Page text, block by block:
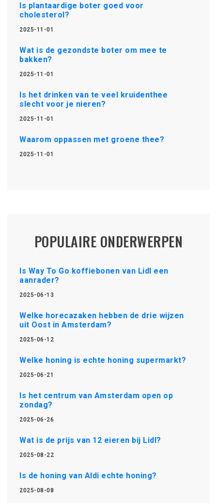
Is plantaardige boter goed voor
cholesterol?
2025-11-01
Wat is de gezondste boter om mee te
bakken?
2025-11-01
Is het drinken van te veel kruidenthee
slecht voor je nieren?
2025-11-01
Waarom oppassen met groene thee?
2025-11-01
POPULAIRE ONDERWERPEN
Is Way To Go koffiebonen van Lidl een
aanrader?
2025-06-13
Welke horecazaken hebben de drie wijzen
uit Oost in Amsterdam?
2025-06-12
Welke honing is echte honing supermarkt?
2025-06-21
Is het centrum van Amsterdam open op
zondag?
2025-06-26
Wat is de prijs van 12 eieren bij Lidl?
2025-08-22
Is de honing van Aldi echte honing?
2025-08-08